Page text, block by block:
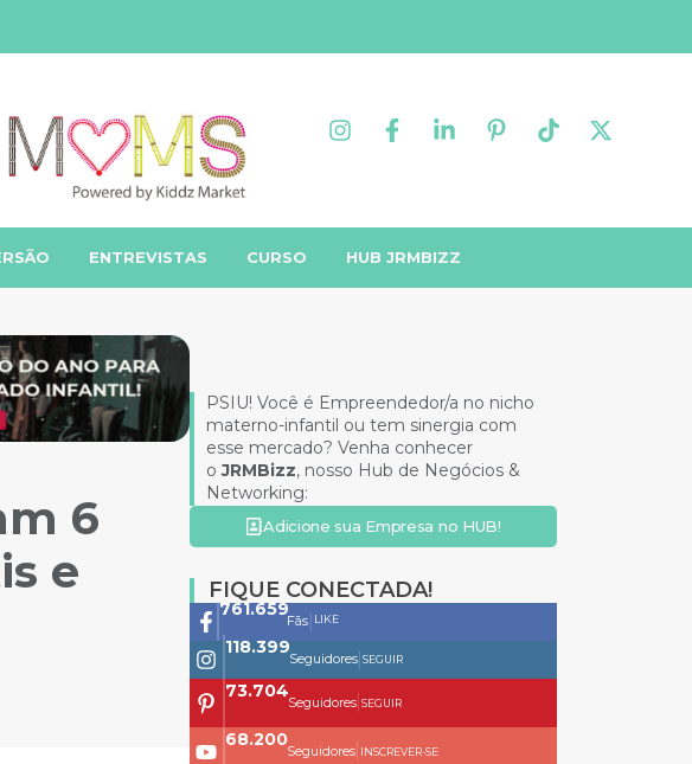
ENTREVISTAS CURSO HUB JRMBIZZ
6
e
PSIU! Você é Empreendedor/a no nicho
materno-infantil ou tem sinergia com
esse mercado? Venha conhecer
oJRMBizz, nosso Hub de Negócios &
Networking:
Adicione sua Empresa no HUB!
FIQUE CONECTADA!
761.659
Fãs LIKE
118.399
Seguidores| SEGUIR
73.704
Seguidores| SEGUIR
68.200
Seguidores| INSCREVER-SE